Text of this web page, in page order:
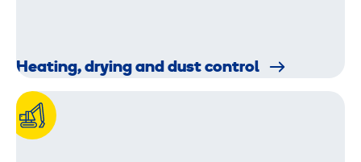
Heating, drying and dust control